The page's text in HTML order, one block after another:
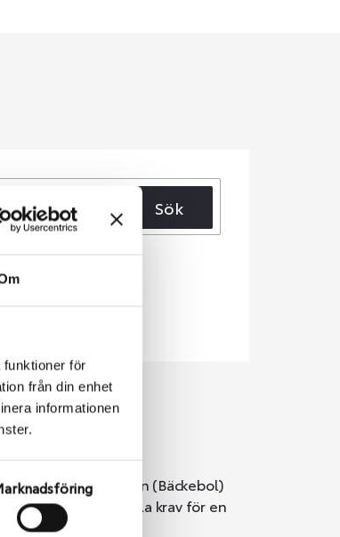
funktioner för
från din enhet
informationen
Sök
Välj mellan Hisingen (Bäckebol)
att de uppfyller alla krav för en